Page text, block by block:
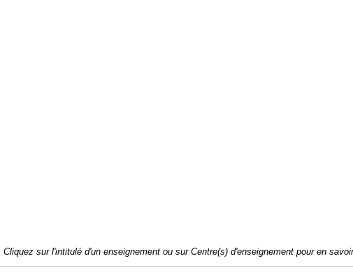
Cliquez sur l'intitulé d'un enseignement ou sur Centre(s) d'enseignement pour en